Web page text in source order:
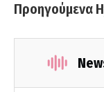
Προηγούμενα